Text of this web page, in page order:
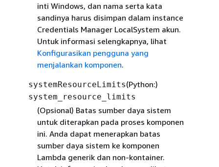
inti Windows, dan nama serta kata
sandinya harus disimpan dalam instance
Credentials Manager LocalSystem akun.
Untuk informasi selengkapnya, lihat
Konfigurasikan pengguna yang
menjalankan komponen.
systemResourceLimits(Python:)
system_resource_limits
(Opsional) Batas sumber daya sistem
untuk diterapkan pada proses komponen
ini. Anda dapat menerapkan batas
sumber daya sistem ke komponen
Lambda generik dan non-kontainer.